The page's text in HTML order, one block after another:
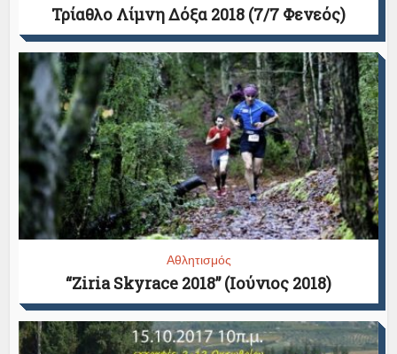
Τρίαθλο Λίμνη Δόξα 2018 (7/7 Φενεός)
Αθλητισμός
“Ziria Skyrace 2018” (Ιούνιος 2018)